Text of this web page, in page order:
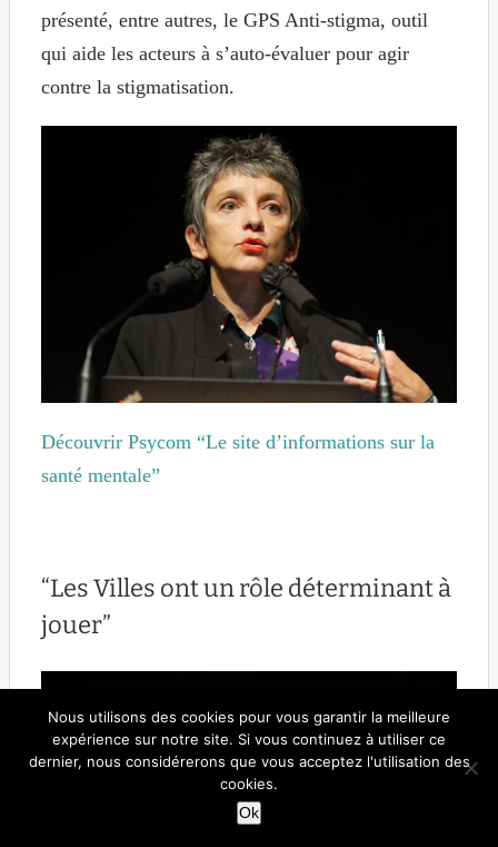
présenté, entre autres, le GPS Anti-stigma, outil
qui aide les acteurs à s’auto-évaluer pour agir
contre la stigmatisation.
Découvrir Psycom “Le site d’informations sur la
santé mentale”
“Les Villes ont un rôle déterminant à
jouer”
Nous utilisons des cookies pour vous garantir la meilleure
expérience sur notre site. Si vous continuez à utiliser ce
dernier, nous considérerons que vous acceptez l'utilisation des
cookies.
Ok